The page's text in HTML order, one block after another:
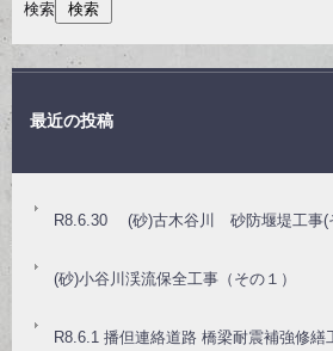
検索
最近の投稿
R8.6.30 (砂)古木谷川 砂防堰堤工事(
(砂)小谷川渓流保全工事（その１）
R8.6.1 播但連絡道路 橋梁耐震補強修繕